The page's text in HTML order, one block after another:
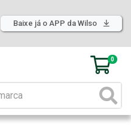
Baixe já o APP da Wilso
0